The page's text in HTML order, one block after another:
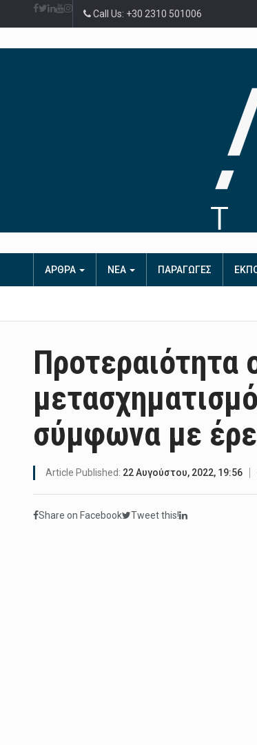
Call Us: +30 2310 501006
ΑΡΘΡΑ ΝΕΑ ΠΑΡΑΓΩΓΕΣ
Προτεραιότητα
σύμφωνα με
Article Published: 22 Αυγούστου, 2022, 19:56
Share on Facebook Tweet this!